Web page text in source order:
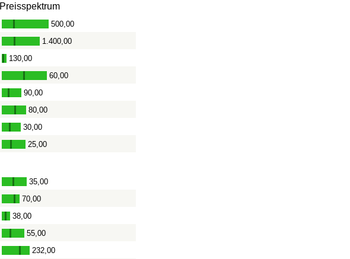
Preisspektrum
- 500,00
- 1.400,00
- 130,00
- 60,00
- 90,00
- 80,00
- 30,00
- 25,00
- 35,00
- 70,00
- 38,00
- 55,00
- 232,00